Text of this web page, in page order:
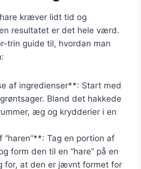
kræver lidt tid og
resultatet er det hele værd.
trin guide til, hvordan man
af ingredienser**: Start med
Bland det hakkede
æg og krydderier i en
“haren”**: Tag en portion af
form den til en “hare” på en
for, at den er jævnt formet for